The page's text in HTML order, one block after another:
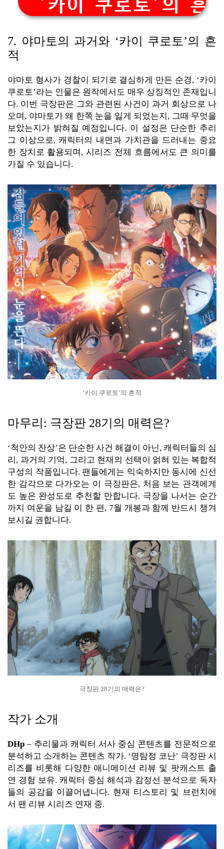
‘카이 쿠로토’의 흔
7. 야마토의 과거와 ‘카이 쿠로토’의 흔
적
야마토 형사가 경찰이 되기로 결심하게 만든 순경, ‘카이
쿠로토’라는 인물은 원작에서도 매우 상징적인 존재입니
다. 이번 극장판은 그와 관련된 사건이 과거 회상으로 나
오며, 야마토가 왜 한쪽 눈을 잃게 되었는지, 그때 무엇을
보았는지가 밝혀질 예정입니다. 이 설정은 단순한 추리
그 이상으로, 캐릭터의 내면과 가치관을 드러내는 중요
한 장치로 활용되며, 시리즈 전체 흐름에서도 큰 의미를
가질 수 있습니다.
‘카이 쿠로토’의 흔적
마무리: 극장판 28기의 매력은?
‘척안의 잔상’은 단순한 사건 해결이 아닌, 캐릭터들의 심
리, 과거의 기억, 그리고 현재의 선택이 얽혀 있는 복합적
구성의 작품입니다. 팬들에게는 익숙하지만 동시에 신선
한 감각으로 다가오는 이 극장판은, 처음 보는 관객에게
도 높은 완성도로 추천할 만합니다. 극장을 나서는 순간
까지 여운을 남길 이 한 편, 7월 개봉과 함께 반드시 챙겨
보시길 권합니다.
극장판 28기의 매력은?
작가 소개
DHp – 추리물과 캐릭터 서사 중심 콘텐츠를 전문적으로
분석하고 소개하는 콘텐츠 작가. ‘명탐정 코난’ 극장판 시
리즈를 비롯해 다양한 애니메이션 리뷰 및 팟캐스트 출
연 경험 보유. 캐릭터 중심 해석과 감정선 분석으로 독자
들의 공감을 이끌어냅니다. 현재 티스토리 및 브런치에
서 팬 리뷰 시리즈 연재 중.